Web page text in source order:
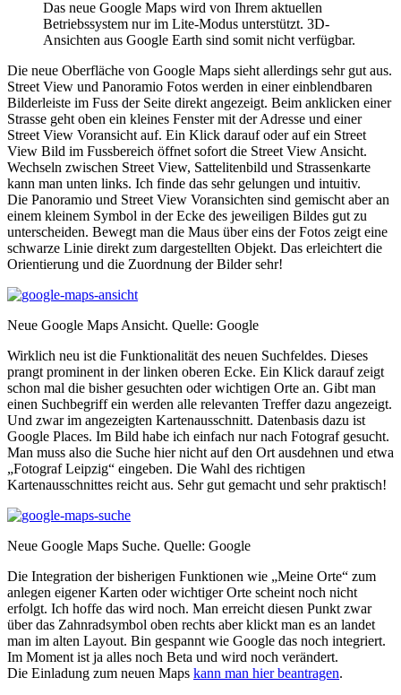
Das neue Google Maps wird von Ihrem aktuellen
Betriebssystem nur im Lite-Modus unterstützt. 3D-
Ansichten aus Google Earth sind somit nicht verfügbar.
Die neue Oberfläche von Google Maps sieht allerdings sehr gut aus.
Street View und Panoramio Fotos werden in einer einblendbaren
Bilderleiste im Fuss der Seite direkt angezeigt. Beim anklicken einer
Strasse geht oben ein kleines Fenster mit der Adresse und einer
Street View Voransicht auf. Ein Klick darauf oder auf ein Street
View Bild im Fussbereich öffnet sofort die Street View Ansicht.
Wechseln zwischen Street View, Sattelitenbild und Strassenkarte
kann man unten links. Ich finde das sehr gelungen und intuitiv.
Die Panoramio und Street View Voransichten sind gemischt aber an
einem kleinem Symbol in der Ecke des jeweiligen Bildes gut zu
unterscheiden. Bewegt man die Maus über eins der Fotos zeigt eine
schwarze Linie direkt zum dargestellten Objekt. Das erleichtert die
Orientierung und die Zuordnung der Bilder sehr!
Neue Google Maps Ansicht. Quelle: Google
Wirklich neu ist die Funktionalität des neuen Suchfeldes. Dieses
prangt prominent in der linken oberen Ecke. Ein Klick darauf zeigt
schon mal die bisher gesuchten oder wichtigen Orte an. Gibt man
einen Suchbegriff ein werden alle relevanten Treffer dazu angezeigt.
Und zwar im angezeigten Kartenausschnitt. Datenbasis dazu ist
Google Places. Im Bild habe ich einfach nur nach Fotograf gesucht.
Man muss also die Suche hier nicht auf den Ort ausdehnen und etwa
„Fotograf Leipzig“ eingeben. Die Wahl des richtigen
Kartenausschnittes reicht aus. Sehr gut gemacht und sehr praktisch!
Neue Google Maps Suche. Quelle: Google
Die Integration der bisherigen Funktionen wie „Meine Orte“ zum
anlegen eigener Karten oder wichtiger Orte scheint noch nicht
erfolgt. Ich hoffe das wird noch. Man erreicht diesen Punkt zwar
über das Zahnradsymbol oben rechts aber klickt man es an landet
man im alten Layout. Bin gespannt wie Google das noch integriert.
Im Moment ist ja alles noch Beta und wird noch verändert.
Die Einladung zum neuen Maps kann man hier beantragen.